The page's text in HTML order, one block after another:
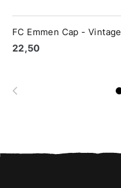
FC Emmen Cap - Vintage
€ 22,50